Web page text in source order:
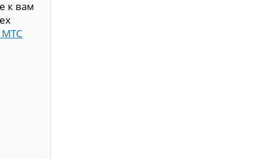
к вам
МТС